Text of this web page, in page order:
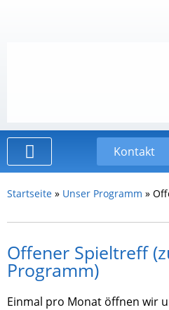
Kontakt
Startseite » Unser Programm »
Offener Spieltreff
Programm)
Einmal pro Monat öffnen wir